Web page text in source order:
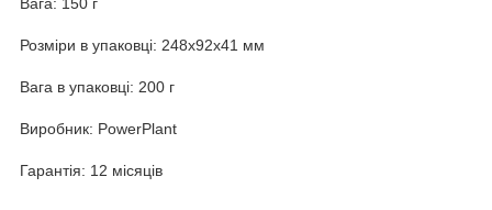
Розміри в упаковці: 248x92x41 мм
Вага в упаковці: 200 г
Виробник: PowerPlant
Гарантія: 12 місяців